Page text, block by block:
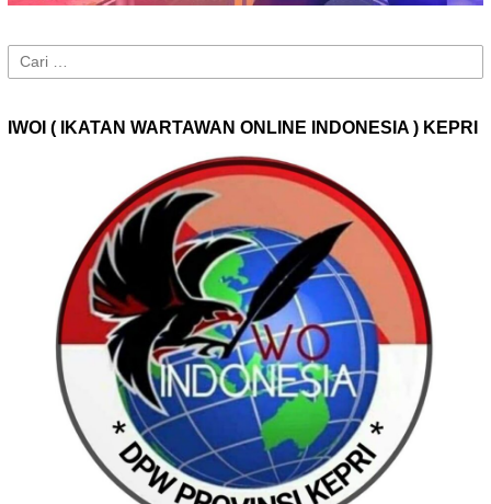
Cari
untuk:
IWOI ( IKATAN WARTAWAN ONLINE INDONESIA ) KEPRI